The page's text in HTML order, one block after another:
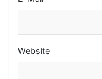
Website